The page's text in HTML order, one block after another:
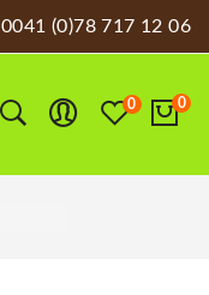
0041 (0)78 717 12 06
0 0